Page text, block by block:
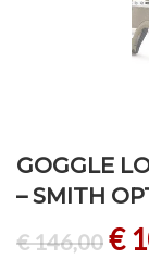
GOGGLE
– SMITH
€146,00 €